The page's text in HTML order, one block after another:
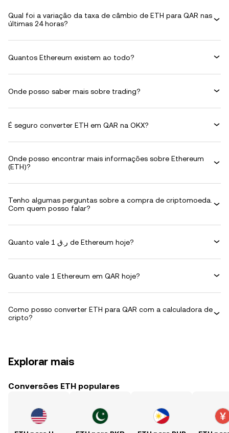
Qual foi a variação da taxa de câmbio de ETH para QAR nas
últimas 24 horas?
Quantos Ethereum existem ao todo?
Onde posso saber mais sobre trading?
É seguro converter ETH em QAR na OKX?
Onde posso encontrar mais informações sobre Ethereum
(ETH)?
Tenho algumas perguntas sobre a compra de criptomoeda.
Com quem posso falar?
Quanto vale 1 ر.ق de Ethereum hoje?
Quanto vale 1 Ethereum em QAR hoje?
Como posso converter ETH para QAR com a calculadora de
cripto?
Explorar mais
Conversões ETH populares